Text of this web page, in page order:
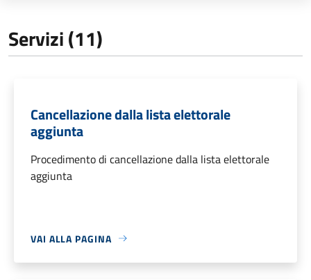
Servizi (11)
Cancellazione dalla lista elettorale
aggiunta
Procedimento di cancellazione dalla lista elettorale
aggiunta
VAI ALLA PAGINA